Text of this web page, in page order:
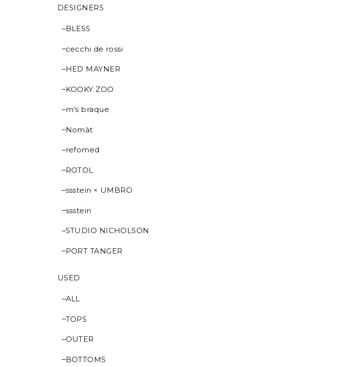
DESIGNERS
BLESS
cecchi de rossi
HED MAYNER
KOOKY ZOO
m's braque
Nomàt
refomed
ROTOL
ssstein × UMBRO
ssstein
STUDIO NICHOLSON
PORT TANGER
USED
ALL
TOPS
OUTER
BOTTOMS